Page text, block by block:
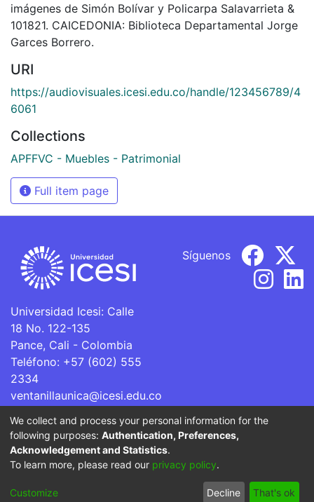
imágenes de Simón Bolívar y Policarpa Salavarrieta &
101821. CAICEDONIA: Biblioteca Departamental Jorge
Garces Borrero.
URI
https://audiovisuales.icesi.edu.co/handle/123456789/4
6061
Collections
APFFVC - Muebles - Patrimonial
Full item page
Universidad Icesi: Calle
18 No. 122-135
Pance, Cali - Colombia
Teléfono: +57 (602) 555
2334
ventanillaunica@icesi.edu.co
Síguenos
La Universidad Icesi es una Institución de Educación
Superior que se encuentra sujeta a inspección y vigilancia
por parte del Ministerio de Educación Nacional.
Cookie
End User
Send
We collect and process your personal information for the
following purposes: Authentication, Preferences,
Acknowledgement and Statistics.
To learn more, please read our privacy policy.
Customize Decline That's ok